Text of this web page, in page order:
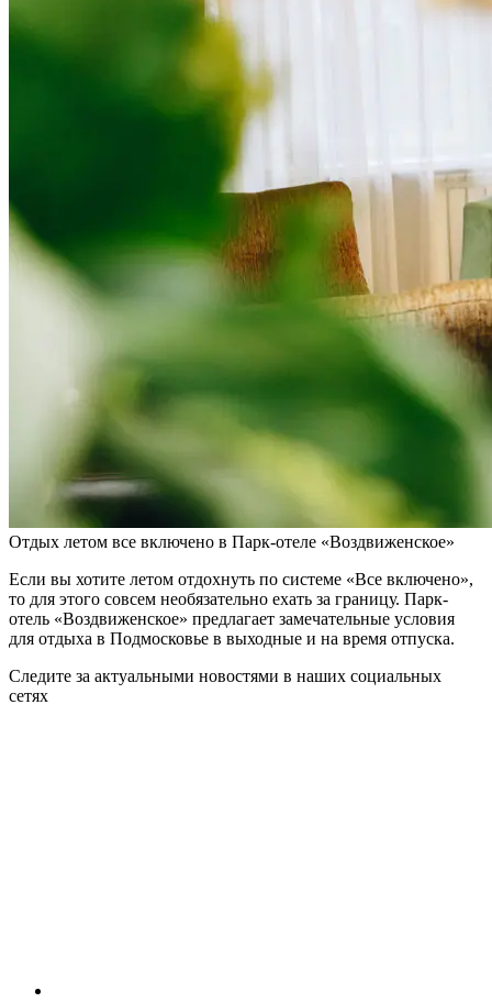
Отдых летом все включено в Парк-отеле «Воздвиженское»
Если вы хотите летом отдохнуть по системе «Все включено»,
то для этого совсем необязательно ехать за границу. Парк-
отель «Воздвиженское» предлагает замечательные условия
для отдыха в Подмосковье в выходные и на время отпуска.
Следите за актуальными новостями в наших социальных
сетях